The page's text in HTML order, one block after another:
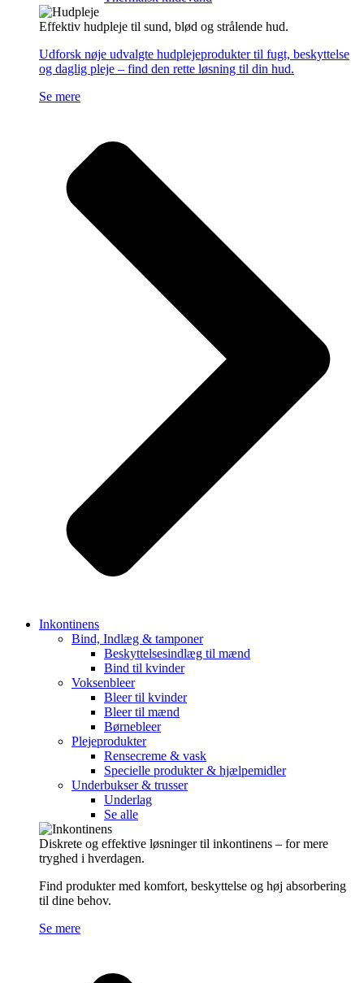
Effektiv hudpleje til sund, blød og strålende hud.
Udforsk nøje udvalgte hudplejeprodukter til fugt, beskyttelse
og daglig pleje – find den rette løsning til din hud.
Se mere
Inkontinens
Bind, Indlæg & tamponer
Beskyttelsesindlæg til mænd
Bind til kvinder
Voksenbleer
Bleer til kvinder
Bleer til mænd
Børnebleer
Plejeprodukter
Rensecreme & vask
Specielle produkter & hjælpemidler
Underbukser & trusser
Underlag
Se alle
Diskrete og effektive løsninger til inkontinens – for mere
tryghed i hverdagen.
Find produkter med komfort, beskyttelse og høj absorbering
til dine behov.
Se mere